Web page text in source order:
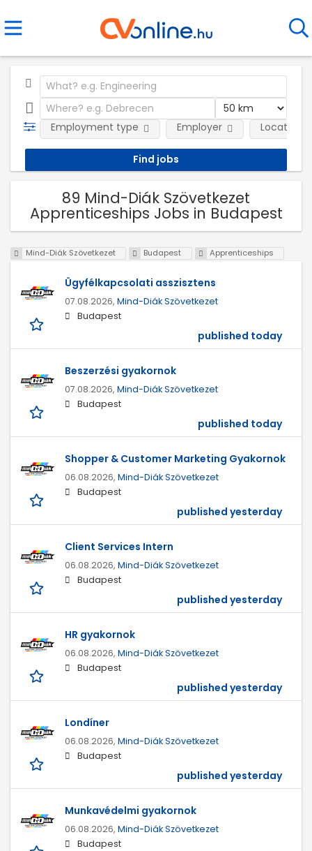
Employment type Employer Location
89 Mind-Diák Szövetkezet
Apprenticeships Jobs in Budapest
Mind-Diák Szövetkezet Budapest Apprenticeships
Ügyfélkapcsolati asszisztens
07.08.2026, Mind-Diák Szövetkezet
Budapest
published today
Beszerzési gyakornok
07.08.2026, Mind-Diák Szövetkezet
Budapest
published today
Shopper & Customer Marketing Gyakornok
06.08.2026, Mind-Diák Szövetkezet
Budapest
published yesterday
Client Services Intern
06.08.2026, Mind-Diák Szövetkezet
Budapest
published yesterday
HR gyakornok
06.08.2026, Mind-Diák Szövetkezet
Budapest
published yesterday
Londíner
06.08.2026, Mind-Diák Szövetkezet
Budapest
published yesterday
Munkavédelmi gyakornok
06.08.2026, Mind-Diák Szövetkezet
Budapest